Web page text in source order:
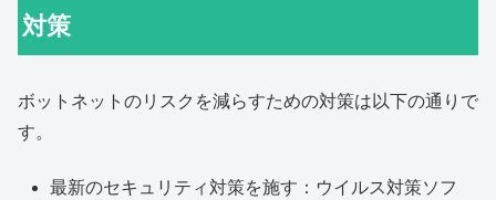
対策
ボットネットのリスクを減らすための対策は以下の通りで
す。
最新のセキュリティ対策を施す：ウイルス対策ソフ